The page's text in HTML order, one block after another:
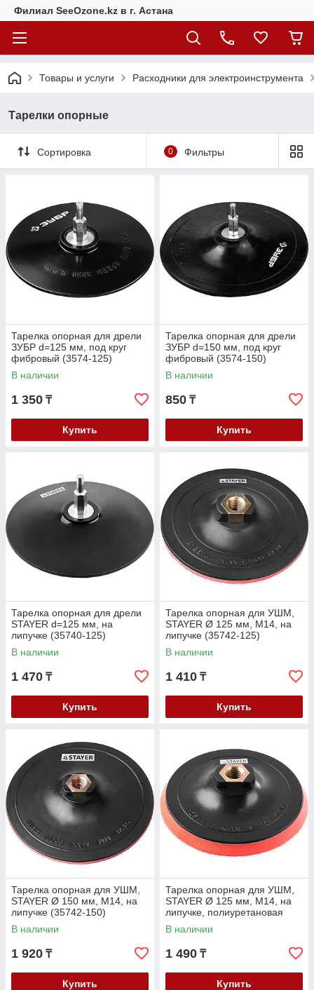
Филиал SeeOzone.kz в г. Астана
Товары и услуги Расходники для электроинструмента
Тарелки опорные
Сортировка 0 Фильтры
Тарелка опорная для дрели
ЗУБР d=125 мм, под круг
фибровый (3574-125)
В наличии
1 350 ₸
Купить
Тарелка опорная для дрели
ЗУБР d=150 мм, под круг
фибровый (3574-150)
В наличии
850 ₸
Купить
Тарелка опорная для дрели
STAYER d=125 мм, на
липучке (35740-125)
В наличии
1 470 ₸
Купить
Тарелка опорная для УШМ,
STAYER Ø 125 мм, М14, на
липучке (35742-125)
В наличии
1 410 ₸
Купить
Тарелка опорная для УШМ,
STAYER Ø 150 мм, М14, на
липучке (35742-150)
В наличии
1 920 ₸
Купить
Тарелка опорная для УШМ,
STAYER Ø 125 мм, М14, на
липучке, полиуретановая
вставка (35744-125)
В наличии
1 490 ₸
Купить